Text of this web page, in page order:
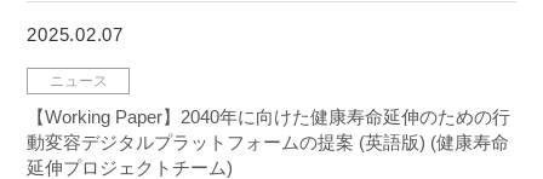
2025.02.07
ニュース
【Working Paper】2040年に向けた健康寿命延伸のための行
動変容デジタルプラットフォームの提案 (英語版) (健康寿命
延伸プロジェクトチーム)